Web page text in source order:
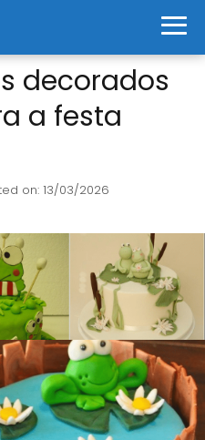
decorados
a festa
on: 13/03/2026